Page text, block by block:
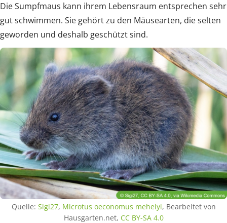
Die Sumpfmaus kann ihrem Lebensraum entsprechen sehr
gut schwimmen. Sie gehört zu den Mäusearten, die selten
geworden und deshalb geschützt sind.
Quelle: Sigi27, Microtus oeconomus mehelyi, Bearbeitet von
Hausgarten.net, CC BY-SA 4.0